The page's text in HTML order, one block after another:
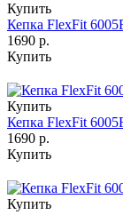
Купить
Кепка FlexFit
1690 р.
Купить
Купить
Кепка FlexFit
1690 р.
Купить
Купить